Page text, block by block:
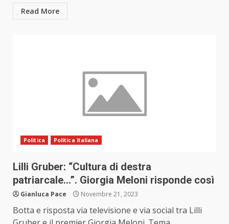
Read More
Politica Politica Italiana
Lilli Gruber: “Cultura di destra
patriarcale…”. Giorgia Meloni risponde così
Gianluca Pace Novembre 21, 2023
Botta e risposta via televisione e via social tra Lilli